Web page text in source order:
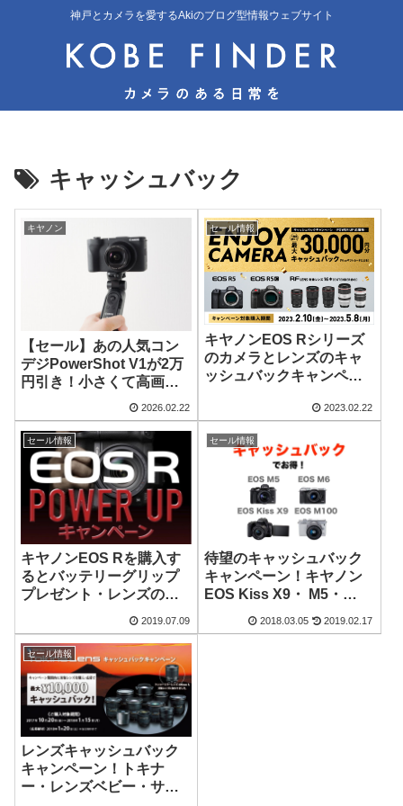
神戸とカメラを愛するAkiのブログ型情報ウェブサイト
キャッシュバック
キヤノン
【セール】あの人気コン
デジPowerShot V1が2万
円引き！小さくて高画質
なカメラならこれを買お
う
2026.02.22
セール情報
キヤノンEOS Rシリーズ
のカメラとレンズのキャ
ッシュバックキャンペー
2023.02.22
セール情報
キヤノンEOS Rを購入す
るとバッテリーグリップ
プレゼント・レンズのキ
2019.07.09
セール情報
待望のキャッシュバック
キャンペーン！キヤノン
EOS Kiss X9・ M5・
2018.03.05 2019.02.17
セール情報
レンズキャッシュバック
キャンペーン！トキナ
ー・レンズベビー・サム